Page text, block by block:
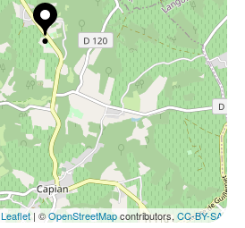
Leaflet | ©OpenStreetMapcontributors, CC-BY-SA